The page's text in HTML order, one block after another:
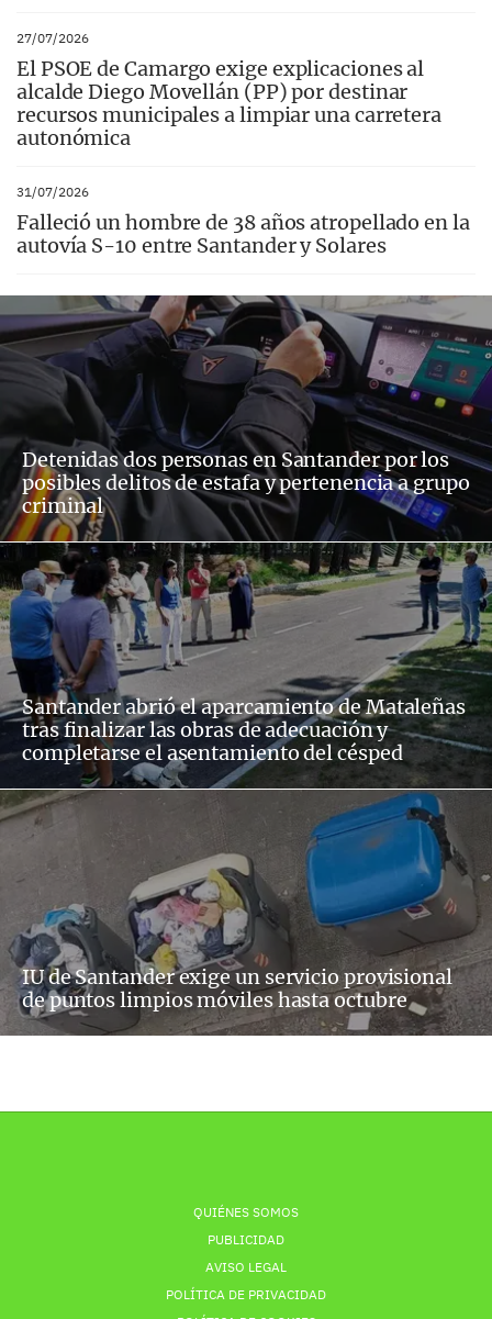
27/07/2026
El PSOE de Camargo exige explicaciones al
alcalde Diego Movellán (PP) por destinar
recursos municipales a limpiar una carretera
autonómica
31/07/2026
Falleció un hombre de 38 años atropellado en la
autovía S-10 entre Santander y Solares
Detenidas dos personas en Santander por los
posibles delitos de estafa y pertenencia a grupo
criminal
Santander abrió el aparcamiento de Mataleñas
tras finalizar las obras de adecuación y
completarse el asentamiento del césped
IU de Santander exige un servicio provisional
de puntos limpios móviles hasta octubre
QUIÉNES SOMOS
PUBLICIDAD
AVISO LEGAL
POLÍTICA DE PRIVACIDAD